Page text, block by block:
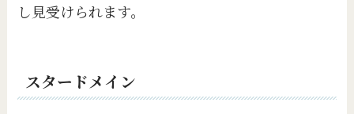
し見受けられます。
スタードメイン